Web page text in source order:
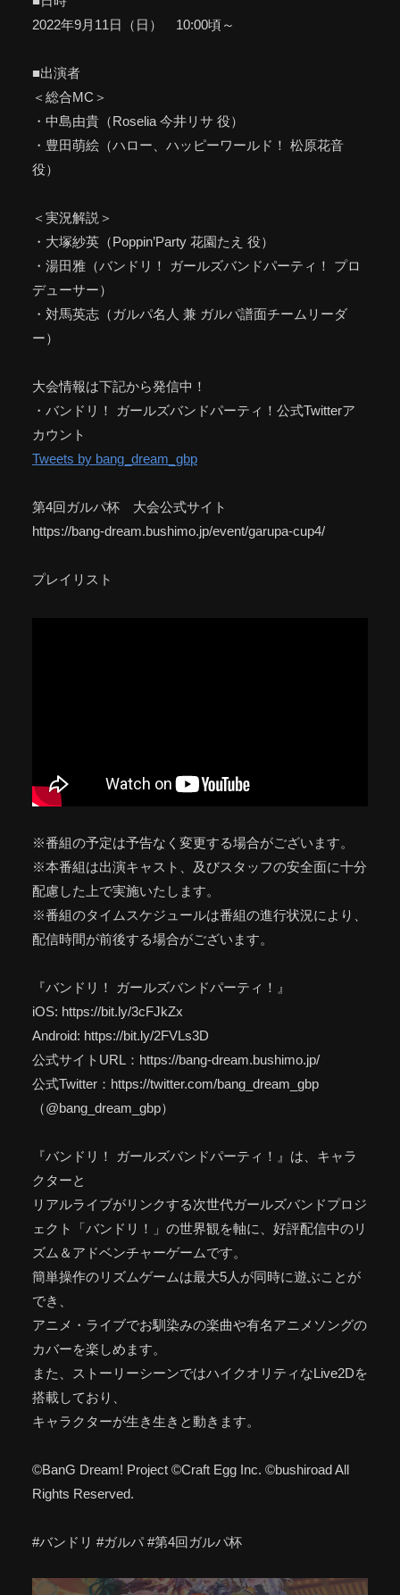
2022年9月11日（日） 10:00頃～
■出演者
＜総合MC＞
・中島由貴（Roselia 今井リサ 役）
・豊田萌絵（ハロー、ハッピーワールド！ 松原花音
役）
＜実況解説＞
・大塚紗英（Poppin’Party 花園たえ 役）
・湯田雅（バンドリ！ ガールズバンドパーティ！ プロ
デューサー）
・対馬英志（ガルパ名人 兼 ガルパ譜面チームリーダ
ー）
大会情報は下記から発信中！
・バンドリ！ ガールズバンドパーティ！公式Twitterア
カウント
Tweets by bang_dream_gbp
第4回ガルパ杯 大会公式サイト
https://bang-dream.bushimo.jp/event/garupa-cup4/
プレイリスト
※番組の予定は予告なく変更する場合がございます。
※本番組は出演キャスト、及びスタッフの安全面に十分
配慮した上で実施いたします。
※番組のタイムスケジュールは番組の進行状況により、
配信時間が前後する場合がございます。
『バンドリ！ ガールズバンドパーティ！』
iOS: https://bit.ly/3cFJkZx
Android: https://bit.ly/2FVLs3D
公式サイトURL：https://bang-dream.bushimo.jp/
公式Twitter：https://twitter.com/bang_dream_gbp
（@bang_dream_gbp）
『バンドリ！ ガールズバンドパーティ！』は、キャラ
クターと
リアルライブがリンクする次世代ガールズバンドプロジ
ェクト「バンドリ！」の世界観を軸に、好評配信中のリ
ズム＆アドベンチャーゲームです。
簡単操作のリズムゲームは最大5人が同時に遊ぶことが
でき、
アニメ・ライブでお馴染みの楽曲や有名アニメソングの
カバーを楽しめます。
また、ストーリーシーンではハイクオリティなLive2Dを
搭載しており、
キャラクターが生き生きと動きます。
©BanG Dream! Project ©Craft Egg Inc. ©bushiroad All
Rights Reserved.
#バンドリ #ガルパ #第4回ガルパ杯